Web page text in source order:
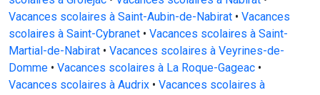
Vacances scolaires à Saint-Aubin-de-Nabirat • Vacances
scolaires à Saint-Cybranet • Vacances scolaires à Saint-
Martial-de-Nabirat • Vacances scolaires à Veyrines-de-
Domme • Vacances scolaires à La Roque-Gageac •
Vacances scolaires à Audrix • Vacances scolaires à